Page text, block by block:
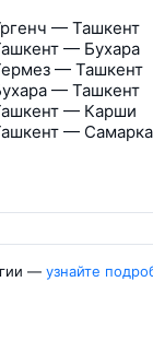
— Ташкент
— Бухара
— Ташкент
— Ташкент
— Карши
—
— узнайте